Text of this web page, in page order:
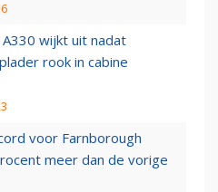
A330 wijkt uit nadat
rook in cabine
voor Farnborough
meer dan de vorige